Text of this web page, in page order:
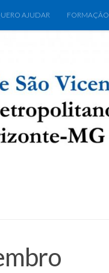
AJUDAR FORMAÇÃO